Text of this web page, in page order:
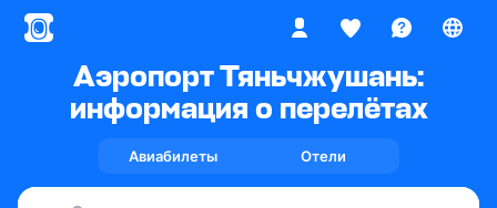
Аэропорт Тяньчжушань:
информация о перелётах
Авиабилеты Отели